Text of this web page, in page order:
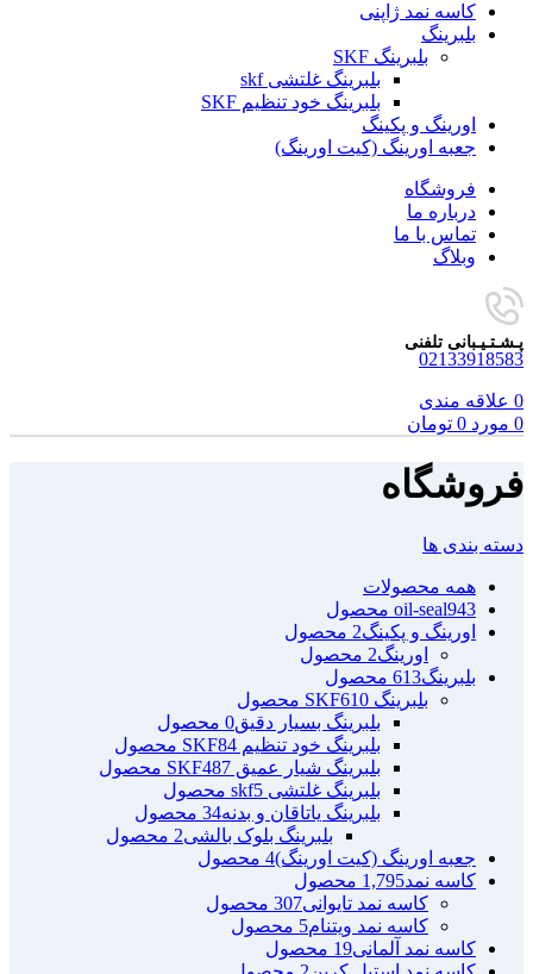
کاسه نمد ژاپنی
بلبرینگ
بلبرینگ SKF
بلبرینگ غلتشی skf
بلبرینگ خود تنظیم SKF
اورینگ و پکینگ
جعبه اورینگ (کیت اورینگ)
فروشگاه
درباره ما
تماس با ما
وبلاگ
پـشـتـیـبانی تلفنی
02133918583
0 علاقه مندی
0 مورد 0 تومان
فروشگاه
دسته بندی ها
همه محصولات
oil-seal943 محصول
اورینگ و پکینگ2 محصول
اورینگ2 محصول
بلبرینگ613 محصول
بلبرینگ SKF 610 محصول
بلبرینگ بسیار دقیق0 محصول
بلبرینگ خود تنظیم SKF 84 محصول
بلبرینگ شیار عمیق SKF 487 محصول
بلبرینگ غلتشی skf 5 محصول
بلبرینگ یاتاقان و بدنه34 محصول
بلبرینگ بلوک بالشی2 محصول
جعبه اورینگ (کیت اورینگ)4 محصول
کاسه نمد1,795 محصول
کاسه نمد تایوانی307 محصول
کاسه نمد ویتنام5 محصول
کاسه نمد آلمانی19 محصول